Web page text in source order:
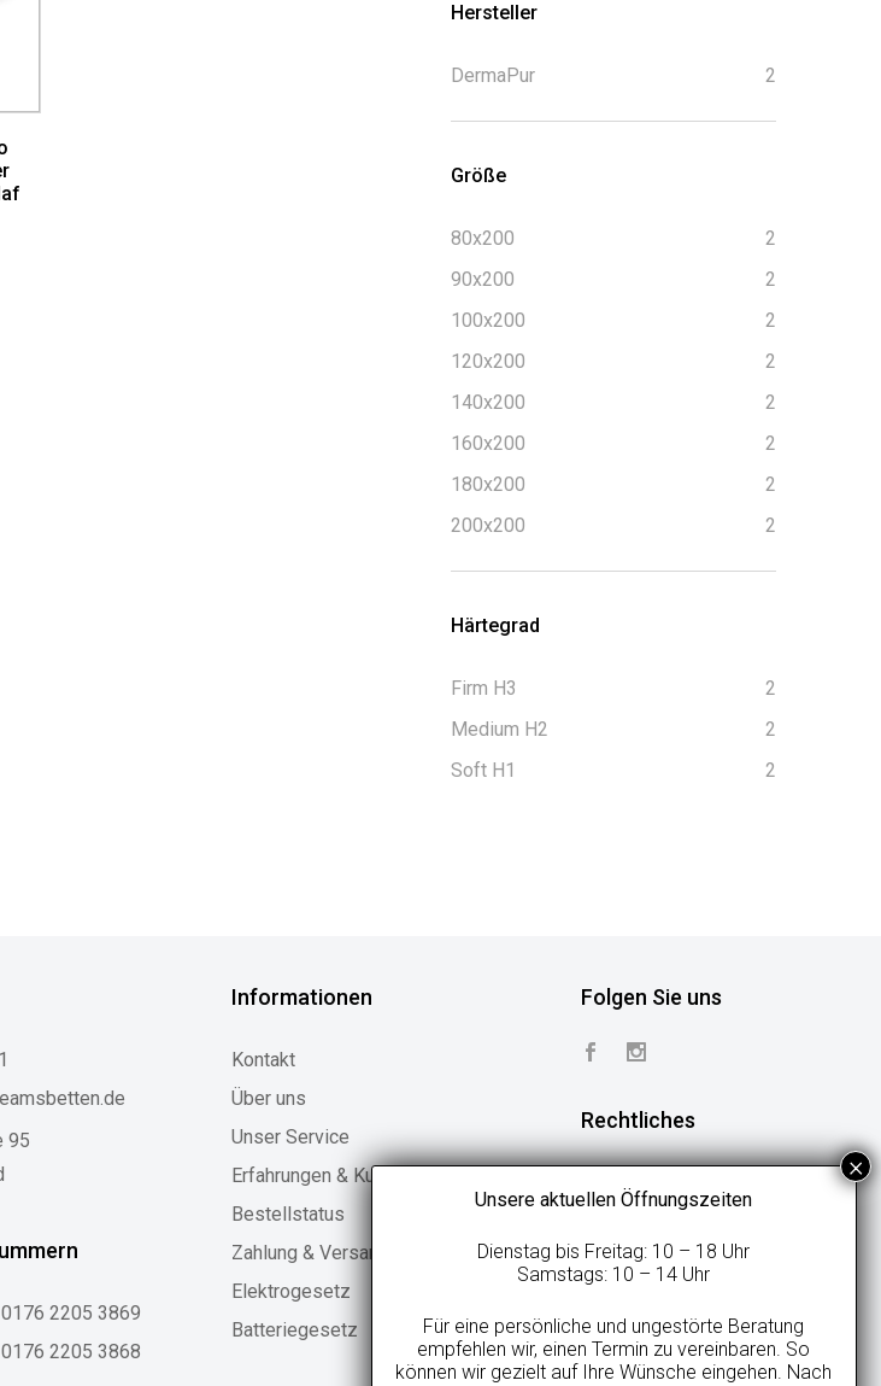
Hersteller
DermaPur 2
Größe
80x200
2
90x200
2
100x200
2
120x200
2
140x200
2
160x200
2
180x200
2
200x200
2
Härtegrad
Firm H3
2
Medium H2
2
Soft H1
2
95
2205 3869
2205 3868
Informationen
Kontakt
Über uns
Unser Service
Erfahrungen & Kundenstimmen
Bestellstatus
Zahlung & Versand
Elektrogesetz
Batteriegesetz
Folgen Sie uns
Rechtliches
Vertrag widerrufen
Geschäftsbedingungen
Online-Streitbeilegung
Impressum
Unsere aktuellen Öffnungszeiten
Dienstag bis Freitag: 10 – 18 Uhr
Samstags: 10 – 14 Uhr
Für eine persönliche und ungestörte Beratung
empfehlen wir, einen Termin zu vereinbaren. So
können wir gezielt auf Ihre Wünsche eingehen. Nach